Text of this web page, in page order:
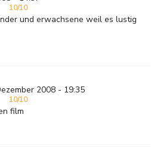
10/10
und erwachsene weil es lustig
2008 - 19:35
10/10
film